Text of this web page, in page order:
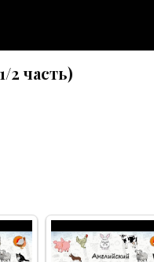
часть)